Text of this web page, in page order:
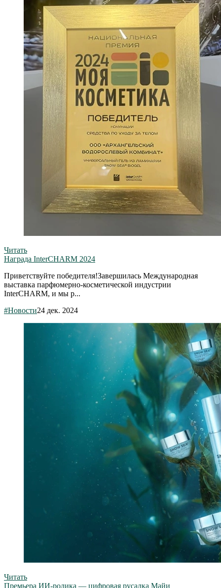
Читать
Награда InterCHARM 2024
Приветствуйте победителя!Завершилась Международная
выставка парфюмерно-косметической индустрии
InterCHARM, и мы р...
#Новости24 дек. 2024
Читать
Премьера ИИ-ролика — цифровая русалка Майи